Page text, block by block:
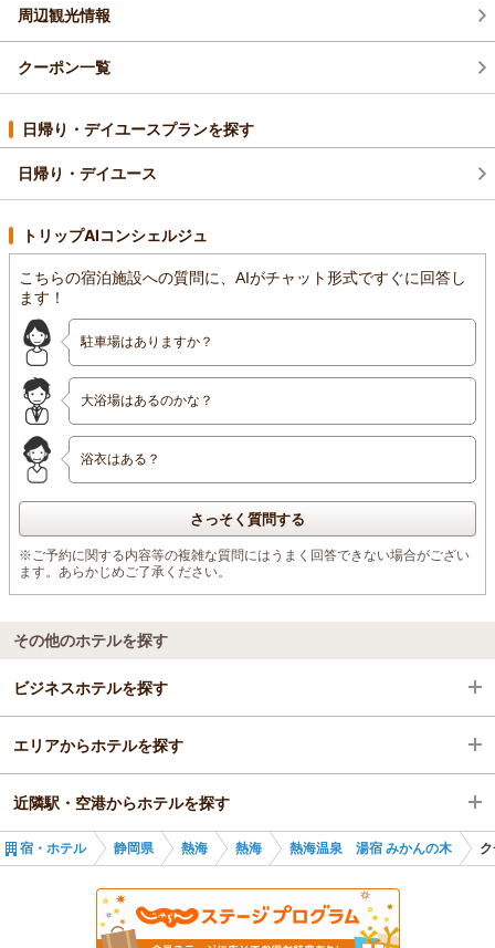
周辺観光情報
クーポン一覧
日帰り・デイユースプランを探す
日帰り・デイユース
トリップAIコンシェルジュ
こちらの宿泊施設への質問に、AIがチャット形式ですぐに回答し
ます！
駐車場はありますか？
大浴場はあるのかな？
浴衣はある？
さっそく質問する
※ご予約に関する内容等の複雑な質問にはうまく回答できない場合がござい
ます。あらかじめご了承ください。
その他のホテルを探す
ビジネスホテルを探す
静岡県
熱海
熱海
エリアからホテルを探す
静岡県
熱海
近隣駅・空港からホテルを探す
熱海駅
宿・ホテル 静岡県 熱海 熱海 熱海温泉 湯宿 みかんの木